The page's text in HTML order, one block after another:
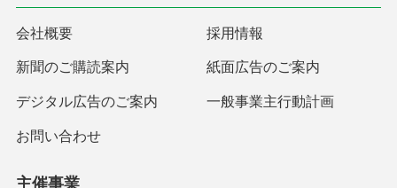
会社概要 採用情報
新聞のご購読案内 紙面広告のご案内
デジタル広告のご案内 一般事業主行動計画
お問い合わせ
主催事業